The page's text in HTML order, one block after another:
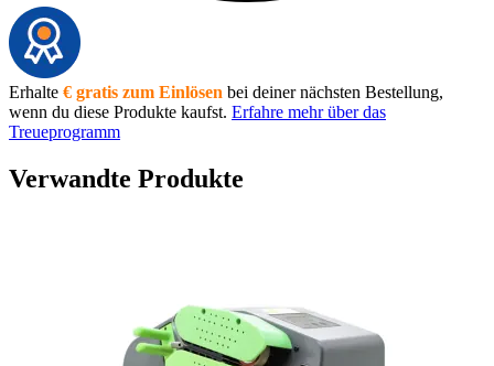
Erhalte € gratis zum Einlösen bei deiner nächsten Bestellung,
wenn du diese Produkte kaufst. Erfahre mehr über das
Treueprogramm
Verwandte Produkte